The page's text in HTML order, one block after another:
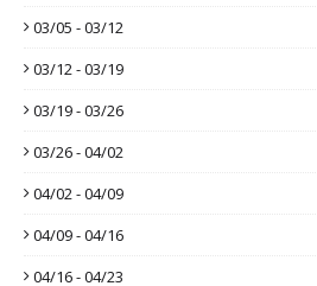
03/05 - 03/12
03/12 - 03/19
03/19 - 03/26
03/26 - 04/02
04/02 - 04/09
04/09 - 04/16
04/16 - 04/23